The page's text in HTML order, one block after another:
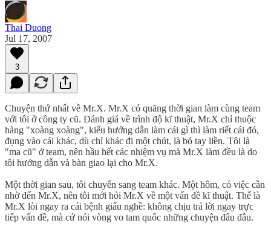
Thai Duong
Jul 17, 2007
3
Chuyện thứ nhất về Mr.X. Mr.X có quãng thời gian làm cùng team
với tôi ở công ty cũ. Đánh giá về trình độ kĩ thuật, Mr.X chỉ thuộc
hàng "xoàng xoàng", kiểu hướng dẫn làm cái gì thì làm riết cái đó,
đụng vào cái khác, dù chỉ khác đi một chút, là bó tay liền. Tôi là
"ma cũ" ở team, nên hầu hết các nhiệm vụ mà Mr.X làm đều là do
tôi hướng dẫn và bàn giao lại cho Mr.X.
Một thời gian sau, tôi chuyển sang team khác. Một hôm, có việc cần
nhờ đến Mr.X, nên tôi mới hỏi Mr.X về một vấn đề kĩ thuật. Thế là
Mr.X lòi ngay ra cái bệnh giấu nghề: không chịu trả lời ngay trực
tiếp vấn đề, mà cứ nói vòng vo tam quốc những chuyện đâu đâu.